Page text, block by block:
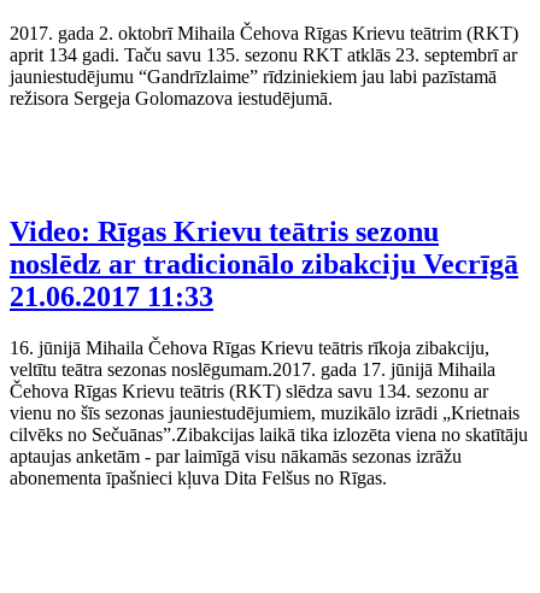
2017. gada 2. oktobrī Mihaila Čehova Rīgas Krievu teātrim (RKT)
aprit 134 gadi. Taču savu 135. sezonu RKT atklās 23. septembrī ar
jauniestudējumu “Gandrīzlaime” rīdziniekiem jau labi pazīstamā
režisora Sergeja Golomazova iestudējumā.
Video: Rīgas Krievu teātris sezonu
noslēdz ar tradicionālo zibakciju Vecrīgā
21.06.2017 11:33
16. jūnijā Mihaila Čehova Rīgas Krievu teātris rīkoja zibakciju,
veltītu teātra sezonas noslēgumam.2017. gada 17. jūnijā Mihaila
Čehova Rīgas Krievu teātris (RKT) slēdza savu 134. sezonu ar
vienu no šīs sezonas jauniestudējumiem, muzikālo izrādi „Krietnais
cilvēks no Sečuānas”.Zibakcijas laikā tika izlozēta viena no skatītāju
aptaujas anketām - par laimīgā visu nākamās sezonas izrāžu
abonementa īpašnieci kļuva Dita Felšus no Rīgas.